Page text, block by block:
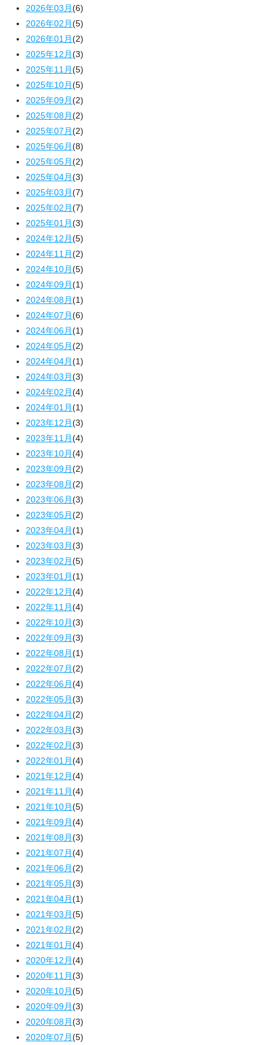
2026年03月(6)
2026年02月(5)
2026年01月(2)
2025年12月(3)
2025年11月(5)
2025年10月(5)
2025年09月(2)
2025年08月(2)
2025年07月(2)
2025年06月(8)
2025年05月(2)
2025年04月(3)
2025年03月(7)
2025年02月(7)
2025年01月(3)
2024年12月(5)
2024年11月(2)
2024年10月(5)
2024年09月(1)
2024年08月(1)
2024年07月(6)
2024年06月(1)
2024年05月(2)
2024年04月(1)
2024年03月(3)
2024年02月(4)
2024年01月(1)
2023年12月(3)
2023年11月(4)
2023年10月(4)
2023年09月(2)
2023年08月(2)
2023年06月(3)
2023年05月(2)
2023年04月(1)
2023年03月(3)
2023年02月(5)
2023年01月(1)
2022年12月(4)
2022年11月(4)
2022年10月(3)
2022年09月(3)
2022年08月(1)
2022年07月(2)
2022年06月(4)
2022年05月(3)
2022年04月(2)
2022年03月(3)
2022年02月(3)
2022年01月(4)
2021年12月(4)
2021年11月(4)
2021年10月(5)
2021年09月(4)
2021年08月(3)
2021年07月(4)
2021年06月(2)
2021年05月(3)
2021年04月(1)
2021年03月(5)
2021年02月(2)
2021年01月(4)
2020年12月(4)
2020年11月(3)
2020年10月(5)
2020年09月(3)
2020年08月(3)
2020年07月(5)